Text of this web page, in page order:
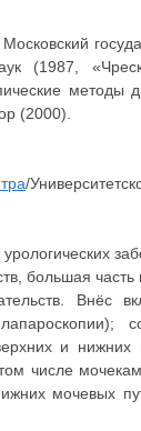
(1987,
методы
(2000).
/
большая часть
Внёс
и
числе
мочевых